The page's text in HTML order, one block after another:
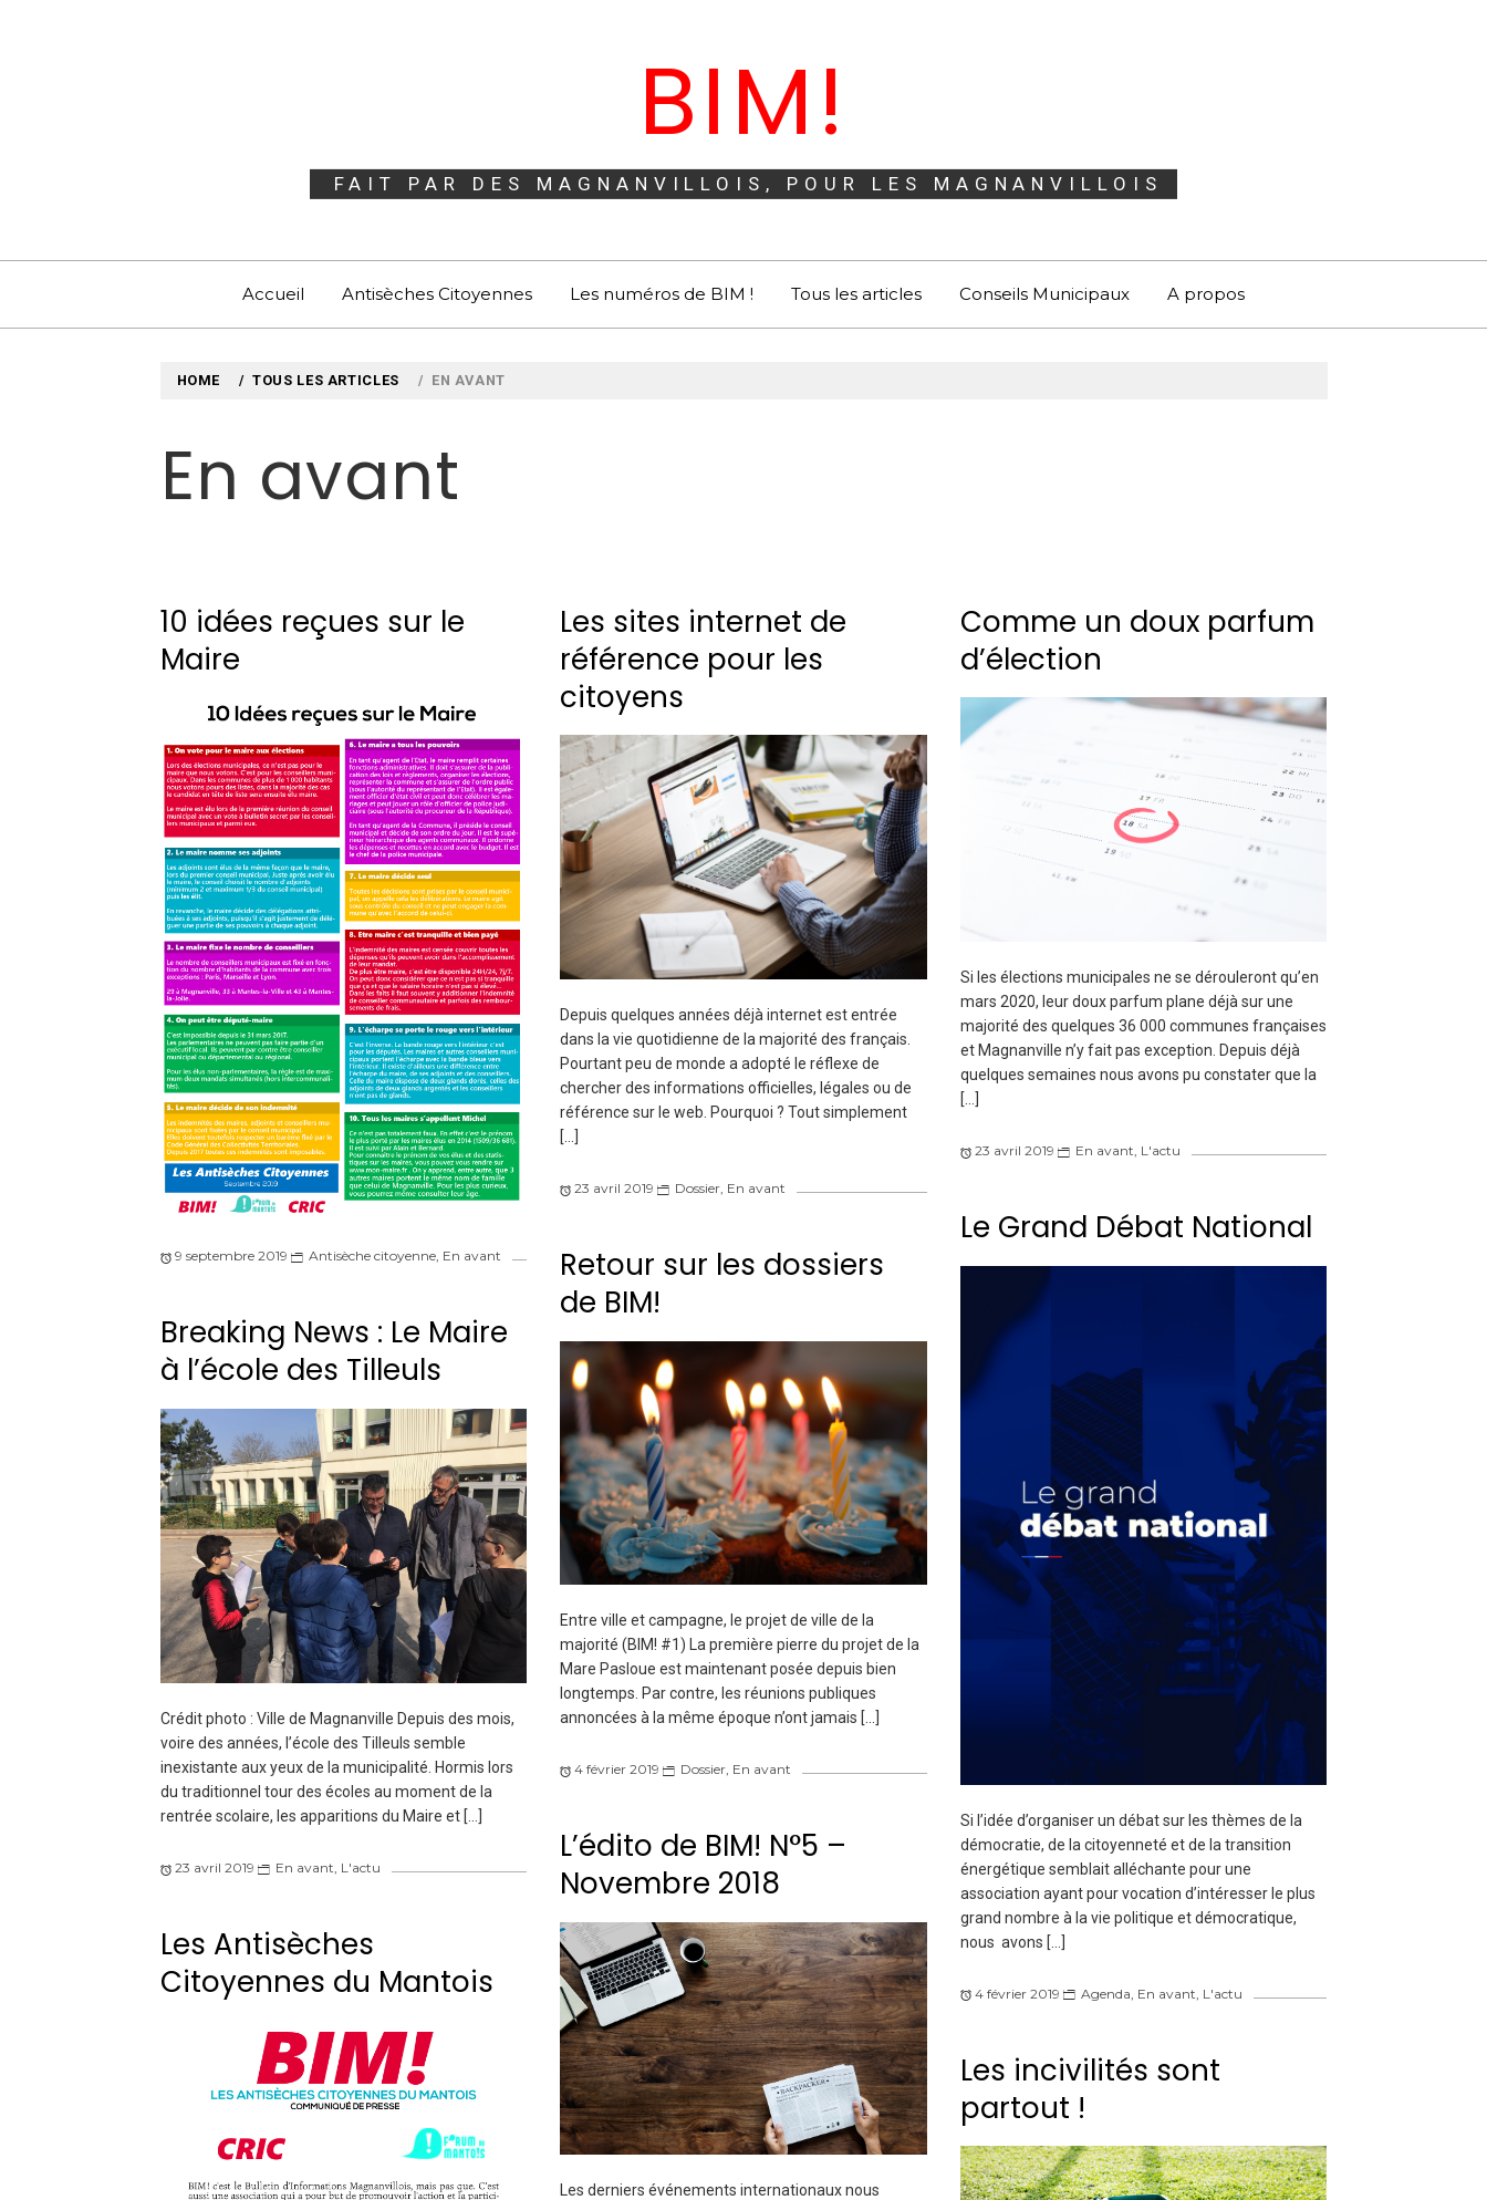
BIM!
FAIT PAR DES MAGNANVILLOIS, POUR LES MAGNANVILLOIS
Accueil Antisèches Citoyennes Les numéros de BIM ! Tous les articles Conseils Municipaux A propos
HOME TOUS LES ARTICLES EN AVANT
En avant
10 idées reçues sur le
Maire
9 septembre 2019 Antisèche citoyenne, En avant
Les sites internet de
référence pour les
citoyens
Depuis quelques années déjà internet est entrée
dans la vie quotidienne de la majorité des français.
Pourtant peu de monde a adopté le réflexe de
chercher des informations officielles, légales ou de
référence sur le web. Pourquoi ? Tout simplement
[…]
23 avril 2019 Dossier, En avant
Comme un doux parfum
d’élection
Si les élections municipales ne se dérouleront qu’en
mars 2020, leur doux parfum plane déjà sur une
majorité des quelques 36 000 communes françaises
et Magnanville n’y fait pas exception. Depuis déjà
quelques semaines nous avons pu constater que la
[…]
23 avril 2019 En avant, L'actu
Breaking News : Le Maire
à l’école des Tilleuls
Crédit photo : Ville de Magnanville Depuis des mois,
voire des années, l’école des Tilleuls semble
inexistante aux yeux de la municipalité. Hormis lors
du traditionnel tour des écoles au moment de la
rentrée scolaire, les apparitions du Maire et […]
23 avril 2019 En avant, L'actu
Retour sur les dossiers
de BIM!
Entre ville et campagne, le projet de ville de la
majorité (BIM! #1) La première pierre du projet de la
Mare Pasloue est maintenant posée depuis bien
longtemps. Par contre, les réunions publiques
annoncées à la même époque n’ont jamais […]
4 février 2019 Dossier, En avant
Le Grand Débat National
Si l’idée d’organiser un débat sur les thèmes de la
démocratie, de la citoyenneté et de la transition
énergétique semblait alléchante pour une
association ayant pour vocation d’intéresser le plus
grand nombre à la vie politique et démocratique,
nous avons […]
4 février 2019 Agenda En avant L'actu
Les Antisèches
Citoyennes du Mantois
L’édito de BIM! N°5 –
Novembre 2018
Les derniers événements internationaux nous
Les incivilités sont
partout !